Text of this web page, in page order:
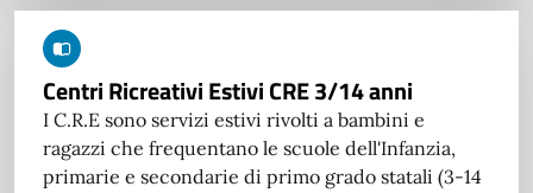
Centri Ricreativi Estivi CRE 3/14 anni
I C.R.E sono servizi estivi rivolti a bambini e
ragazzi che frequentano le scuole dell'Infanzia,
primarie e secondarie di primo grado statali (3-14